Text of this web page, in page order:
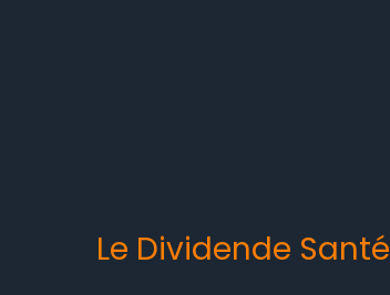
Le Dividende Santé